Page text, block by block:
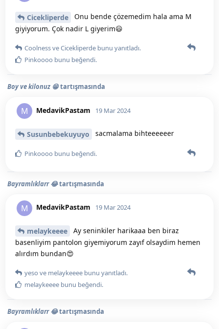
Cicekliperde
Onu bende çözemedim hala ama M
giyiyorum. Çok nadir L giyerim😃
CoolnessveCicekliperde bunu yanıtladı.
Pinkoooo bunu beğendi.
Boy ve kilonuz 😁tartışmasında
M MedavikPastam 19 Mar 2024
Susunbebekuyuyo sacmalama bihteeeeeer
Pinkoooo bunu beğendi.
Bayramlıklarr 😂tartışmasında
M MedavikPastam 19 Mar 2024
melaykeeee
Ay seninkiler harikaaa ben biraz
basenliyim pantolon giyemiyorum zayıf olsaydim hemen
alırdım bundan😍
yeso ve melaykeeee bunu yanıtladı.
melaykeeee bunu beğendi.
Bayramlıklarr 😂tartışmasında